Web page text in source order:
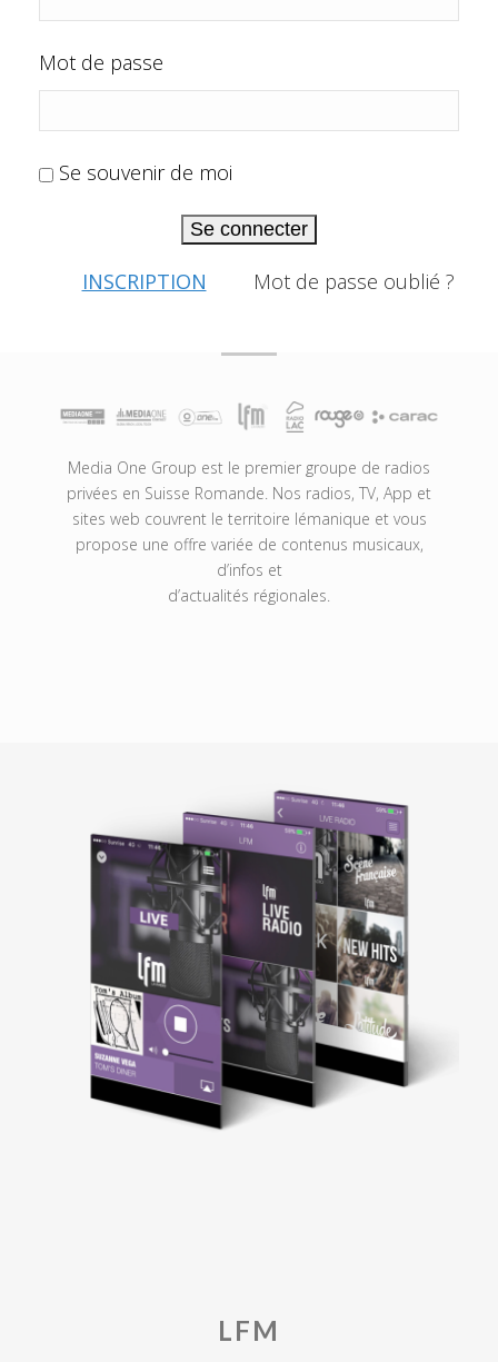
Mot de passe
Se souvenir de moi
Se connecter
INSCRIPTION Mot de passe oublié ?
Media One Group est le premier groupe de radios
privées en Suisse Romande. Nos radios, TV, App et
sites web couvrent le territoire lémanique et vous
propose une offre variée de contenus musicaux,
d’infos et
d’actualités régionales.
LFM